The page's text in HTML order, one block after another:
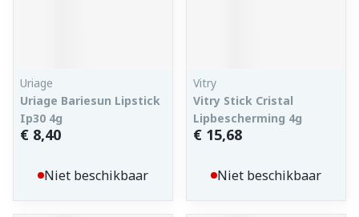
Uriage
Uriage Bariesun Lipstick
Ip30 4g
€ 8,40
Niet beschikbaar
Vitry
Vitry Stick Cristal
Lipbescherming 4g
€ 15,68
Niet beschikbaar